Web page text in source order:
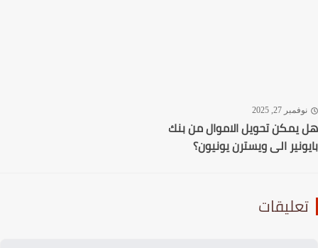
27, 2025
تحويل الاموال من بنك
الى ويسترن يونيون؟